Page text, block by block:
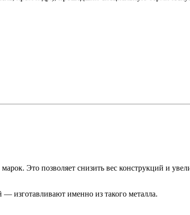
Это позволяет снизить вес конструкций и
изготавливают именно из такого металла.